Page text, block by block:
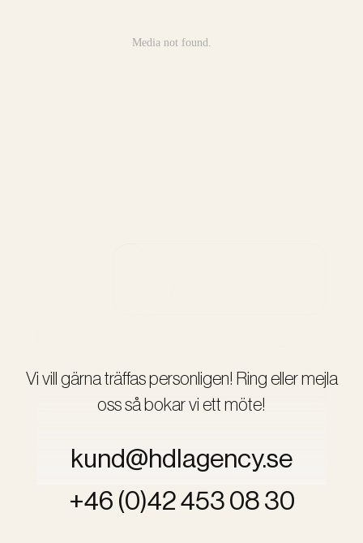
Vi vill gärna träffas personligen! Ring eller mejla
oss så bokar vi ett möte!
kund@hdlagency.se
+46 (0)42 453 08 30